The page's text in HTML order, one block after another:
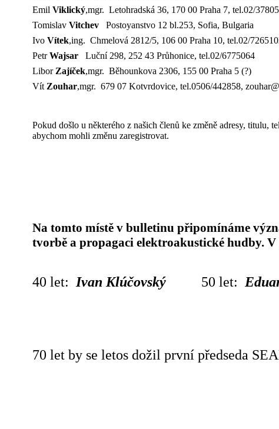
Emil Viklický,mgr. Letohradská 36, 170 00 Praha 7, tel.02/
Tomislav VitchevPostoyanstvo 12 bl.253, Sofia, Bulgaria
IvoVítek,ing. Chmelová 2812/5, 106 00 Praha 10, tel.02/
PetrWajsar
Luční 298, 252 43 Průhonice, tel.02/6775064
Libor Zajíček,mgr. Běhounkova 2306, 155 00 Praha 5 (?)
Vít Zouhar,mgr. 679 07 Kotvrdovice, tel.0506/442858,
Pokud došlo u některého z našich členů ke změně adresy,
abychom mohli změnu zaregistrovat.
Na tomto místě v bulletinu připomínáme
tvorbě a propagaci elektroakustické hudby.
40 let: Ivan Klúčovský 50 let:
70 let by se letos dožil první předseda